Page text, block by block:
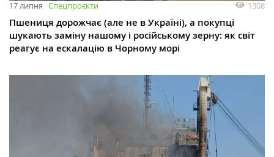
17 липня Спецпроєкти 1308
Пшениця дорожчає (але не в Україні), а покупці
шукають заміну нашому і російському зерну: як світ
реагує на ескалацію в Чорному морі